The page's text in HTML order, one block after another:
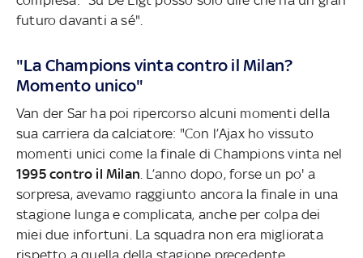
futuro davanti a sé".
"La Champions vinta contro il Milan?
Momento unico"
Van der Sar ha poi ripercorso alcuni momenti della
sua carriera da calciatore: "Con l’Ajax ho vissuto
momenti unici come la finale di Champions vinta nel
1995 contro il Milan . L’anno dopo, forse un po' a
sorpresa, avevamo raggiunto ancora la finale in una
stagione lunga e complicata, anche per colpa dei
miei due infortuni. La squadra non era migliorata
rispetto a quella della stagione precedente.